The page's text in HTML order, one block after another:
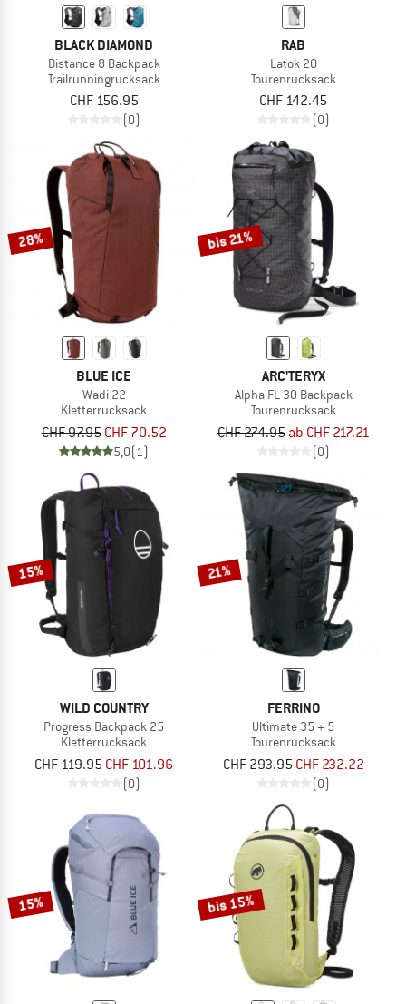
BLACK DIAMOND
Distance 8 Backpack
Trailrunningrucksack
CHF 156.95
(0)
RAB
Latok 20
Tourenrucksack
CHF 142.45
(0)
28%
BLUE ICE
Wadi 22
Kletterrucksack
CHF 97.95 CHF 70.52
5,0(1)
bis 21%
ARC'TERYX
Alpha FL 30 Backpack
Tourenrucksack
CHF 274.95 ab CHF 217.21
(0)
15%
WILD COUNTRY
Progress Backpack 25
Kletterrucksack
CHF 119.95 CHF 101.96
(0)
21%
FERRINO
Ultimate 35 + 5
Tourenrucksack
CHF 293.95 CHF 232.22
(0)
15% bis 15%